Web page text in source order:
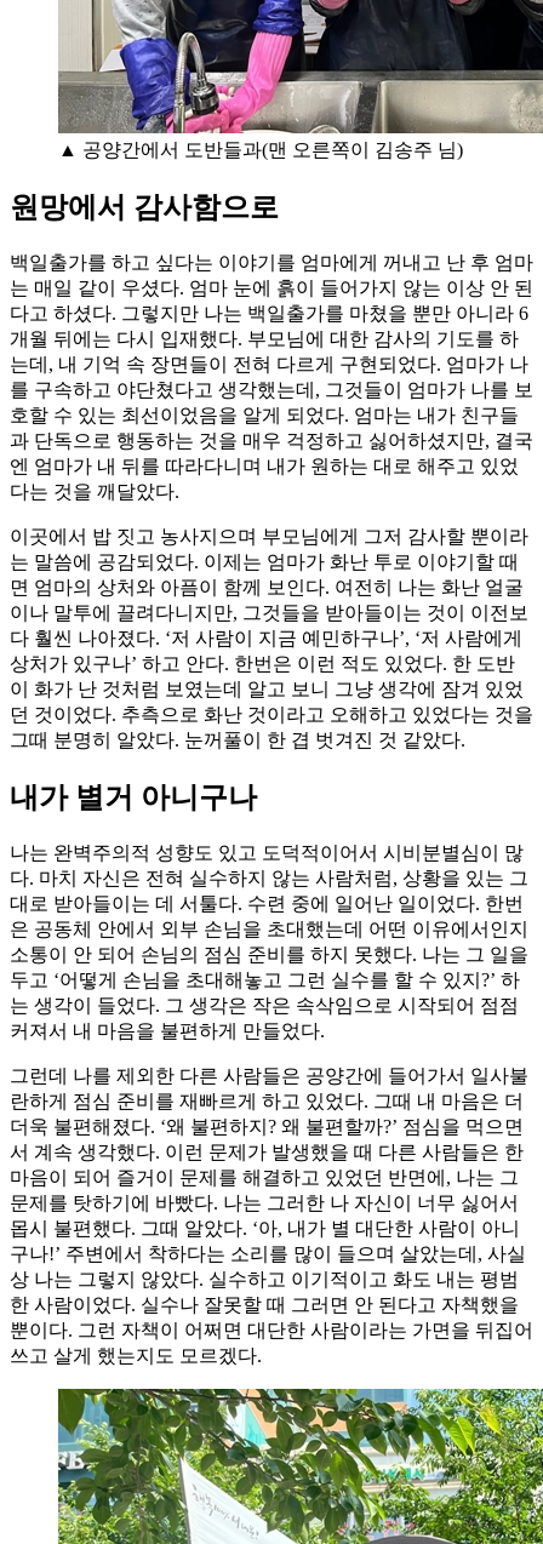
▲ 공양간에서 도반들과(맨 오른쪽이 김송주 님)
원망에서 감사함으로
백일출가를 하고 싶다는 이야기를 엄마에게 꺼내고 난 후 엄마
는 매일 같이 우셨다. 엄마 눈에 흙이 들어가지 않는 이상 안 된
다고 하셨다. 그렇지만 나는 백일출가를 마쳤을 뿐만 아니라 6
개월 뒤에는 다시 입재했다. 부모님에 대한 감사의 기도를 하
는데, 내 기억 속 장면들이 전혀 다르게 구현되었다. 엄마가 나
를 구속하고 야단쳤다고 생각했는데, 그것들이 엄마가 나를 보
호할 수 있는 최선이었음을 알게 되었다. 엄마는 내가 친구들
과 단독으로 행동하는 것을 매우 걱정하고 싫어하셨지만, 결국
엔 엄마가 내 뒤를 따라다니며 내가 원하는 대로 해주고 있었
다는 것을 깨달았다.
이곳에서 밥 짓고 농사지으며 부모님에게 그저 감사할 뿐이라
는 말씀에 공감되었다. 이제는 엄마가 화난 투로 이야기할 때
면 엄마의 상처와 아픔이 함께 보인다. 여전히 나는 화난 얼굴
이나 말투에 끌려다니지만, 그것들을 받아들이는 것이 이전보
다 훨씬 나아졌다. ‘저 사람이 지금 예민하구나’, ‘저 사람에게
상처가 있구나’ 하고 안다. 한번은 이런 적도 있었다. 한 도반
이 화가 난 것처럼 보였는데 알고 보니 그냥 생각에 잠겨 있었
던 것이었다. 추측으로 화난 것이라고 오해하고 있었다는 것을
그때 분명히 알았다. 눈꺼풀이 한 겹 벗겨진 것 같았다.
내가 별거 아니구나
나는 완벽주의적 성향도 있고 도덕적이어서 시비분별심이 많
다. 마치 자신은 전혀 실수하지 않는 사람처럼, 상황을 있는 그
대로 받아들이는 데 서툴다. 수련 중에 일어난 일이었다. 한번
은 공동체 안에서 외부 손님을 초대했는데 어떤 이유에서인지
소통이 안 되어 손님의 점심 준비를 하지 못했다. 나는 그 일을
두고 ‘어떻게 손님을 초대해놓고 그런 실수를 할 수 있지?’ 하
는 생각이 들었다. 그 생각은 작은 속삭임으로 시작되어 점점
커져서 내 마음을 불편하게 만들었다.
그런데 나를 제외한 다른 사람들은 공양간에 들어가서 일사불
란하게 점심 준비를 재빠르게 하고 있었다. 그때 내 마음은 더
더욱 불편해졌다. ‘왜 불편하지? 왜 불편할까?’ 점심을 먹으면
서 계속 생각했다. 이런 문제가 발생했을 때 다른 사람들은 한
마음이 되어 즐거이 문제를 해결하고 있었던 반면에, 나는 그
문제를 탓하기에 바빴다. 나는 그러한 나 자신이 너무 싫어서
몹시 불편했다. 그때 알았다. ‘아, 내가 별 대단한 사람이 아니
구나!’ 주변에서 착하다는 소리를 많이 들으며 살았는데, 사실
상 나는 그렇지 않았다. 실수하고 이기적이고 화도 내는 평범
한 사람이었다. 실수나 잘못할 때 그러면 안 된다고 자책했을
뿐이다. 그런 자책이 어쩌면 대단한 사람이라는 가면을 뒤집어
쓰고 살게 했는지도 모르겠다.